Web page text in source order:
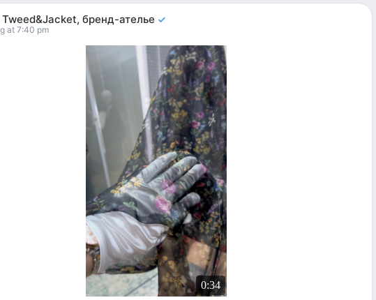
Tweed&Jacket, бренд-ателье
at 7:40 pm
0:34